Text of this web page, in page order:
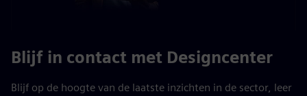
Blijf in contact met Designcenter
Blijf op de hoogte van de laatste inzichten in de sector, leer